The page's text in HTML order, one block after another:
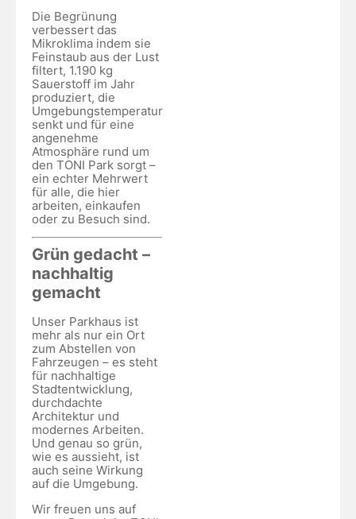
Die Begrünung
verbessert das
Mikroklima indem sie
Feinstaub aus der Lust
filtert, 1.190 kg
Sauerstoff im Jahr
produziert, die
Umgebungstemperatur
senkt und für eine
angenehme
Atmosphäre rund um
den TONI Park sorgt –
ein echter Mehrwert
für alle, die hier
arbeiten, einkaufen
oder zu Besuch sind.
Grün gedacht –
nachhaltig
gemacht
Unser Parkhaus ist
mehr als nur ein Ort
zum Abstellen von
Fahrzeugen – es steht
für nachhaltige
Stadtentwicklung,
durchdachte
Architektur und
modernes Arbeiten.
Und genau so grün,
wie es aussieht, ist
auch seine Wirkung
auf die Umgebung.
Wir freuen uns auf